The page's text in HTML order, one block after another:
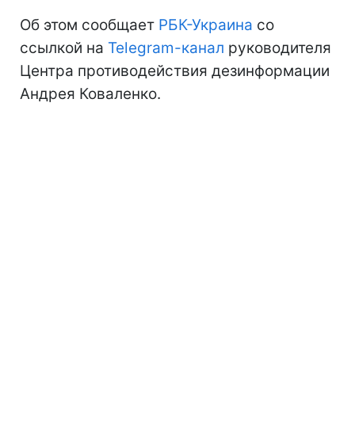
Об этом сообщает РБК-Украина со
ссылкой на Telegram-канал руководителя
Центра противодействия дезинформации
Андрея Коваленко.